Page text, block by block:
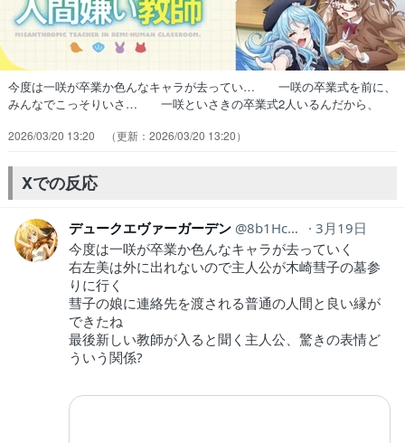
今度は一咲が卒業か色んなキャラが去ってい… 一咲の卒業式を前に、
みんなでこっそりいさ… 一咲といさきの卒業式2人いるんだから、
の卒業色、同級生の思いがこも… 一咲の為のサプライズ卒業式を計
ャラ紹介にいた新任教師はあの因縁の… みんなでいさきちゃんの卒業
式もやってあげ… 墓地に向かうのに乗ったバスはイマイチ市営…
2026/03/20 13:20 2026/03/20 13:20
Xでの反応
デュークエヴァーガーデン 8b1Hc8yf23Wu2v0
3月19日
今度は一咲が卒業か色んなキャラが去っていく
右左美は外に出れないので主人公が木崎彗子の墓参
りに行く
彗子の娘に連絡先を渡される普通の人間と良い縁が
できたね
最後新しい教師が入ると聞く主人公、驚きの表情ど
ういう関係?